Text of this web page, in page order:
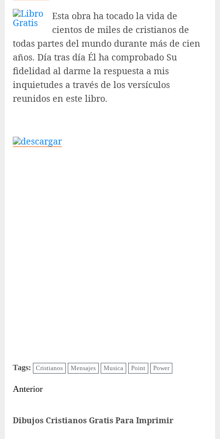
Esta obra ha tocado la vida de
cientos de miles de cristianos de
todas partes del mundo durante más de cien
años. Día tras día Él ha comprobado Su
fidelidad al darme la respuesta a mis
inquietudes a través de los versículos
reunidos en este libro.
Tags: Cristianos Mensajes Musica Point Power
Sigue
Anterior
Dibujos Cristianos Gratis Para Imprimir